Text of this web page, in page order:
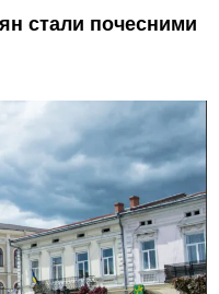
стали почесними